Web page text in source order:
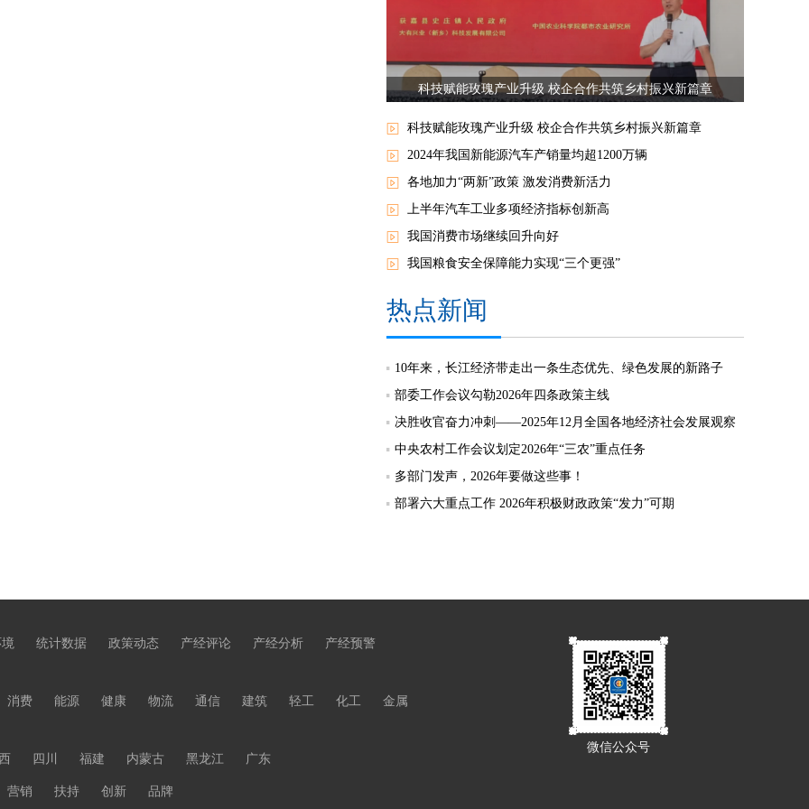
科技赋能玫瑰产业升级 校企合作共筑乡村振兴新篇章
科技赋能玫瑰产业升级 校企合作共筑乡村振兴新篇章
2024年我国新能源汽车产销量均超1200万辆
各地加力“两新”政策 激发消费新活力
上半年汽车工业多项经济指标创新高
我国消费市场继续回升向好
我国粮食安全保障能力实现“三个更强”
热点新闻
10年来，长江经济带走出一条生态优先、绿色发展的新路子
部委工作会议勾勒2026年四条政策主线
决胜收官奋力冲刺——2025年12月全国各地经济社会发展观察
中央农村工作会议划定2026年“三农”重点任务
多部门发声，2026年要做这些事！
部署六大重点工作 2026年积极财政政策“发力”可期
微信公众号
统计数据 政策动态 产经评论 产经分析 产经预警
消费 能源 健康 物流 通信 建筑 轻工 化工 金属
四川 福建 内蒙古 黑龙江 广东
营销 扶持 创新 品牌